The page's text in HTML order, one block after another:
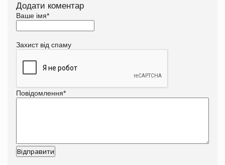
Додати коментар
Ваше імя*
Захист від спаму
Повідомлення*